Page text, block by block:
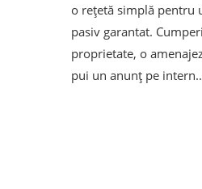
o rețetă simplă pentru
pasiv garantat.
proprietate, o
pui un anunț pe